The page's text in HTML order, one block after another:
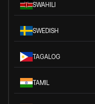
SWAHILI
SWEDISH
TAGALOG
TAMIL